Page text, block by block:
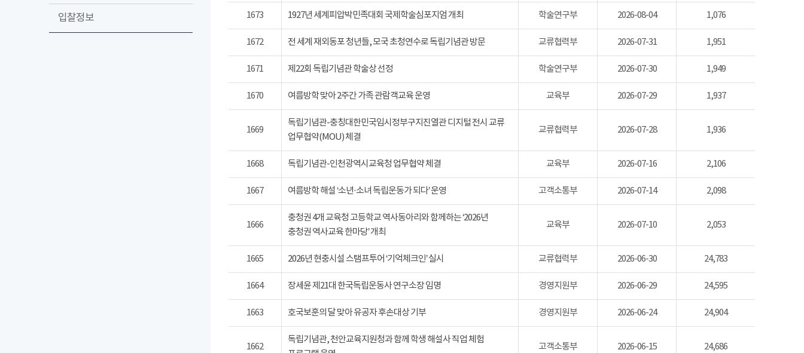
입찰정보 1673 1927년 세계피압박민족대회 국제학술심포지엄 개최 학술연구부 2026-08-04 1,076
1672 전 세계 재외동포 청년들, 모국 초청연수로 독립기념관 방문 교류협력부 2026-07-31 1,951
1671 제22회 독립기념관 학술상 선정 학술연구부 2026-07-30 1,949
1670 여름방학 맞아 2주간 가족 관람객교육 운영 교육부 2026-07-29 1,937
1669
독립기념관-충칭대한민국임시정부구지진열관 디지털 전시 교류
업무협약(MOU) 체결
교류협력부 2026-07-28 1,936
1668 독립기념관-인천광역시교육청 업무협약 체결 교육부 2026-07-16 2,106
1667 여름방학 해설 ‘소년·소녀 독립운동가 되다’ 운영 고객소통부 2026-07-14 2,098
1666
충청권 4개 교육청 고등학교 역사동아리와 함께하는 ‘2026년
충청권 역사교육 한마당’ 개최
교육부 2026-07-10 2,053
1665 2026년 현충시설 스탬프투어 ‘기억체크인’ 실시 교류협력부 2026-06-30 24,783
1664 장세윤 제21대 한국독립운동사 연구소장 임명 경영지원부 2026-06-29 24,595
1663 호국보훈의 달 맞아 유공자 후손대상 기부 경영지원부 2026-06-24 24,904
1662
독립기념관, 천안교육지원청과 함께 학생 해설사 직업 체험
고객소통부 2026-06-15 24,686